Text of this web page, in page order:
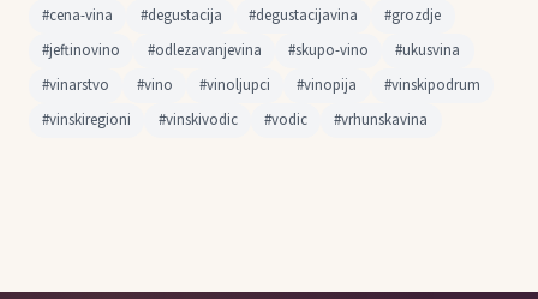
#cena-vina #degustacija #degustacijavina
#grozdje
#jeftinovino
#odlezavanjevina #skupo-vino
#ukusvina
#vinarstvo
#vino #vinoljupci #vinopija
#vinskipodrum
#vinskiregioni
#vinskivodic #vodic #vrhunskavina